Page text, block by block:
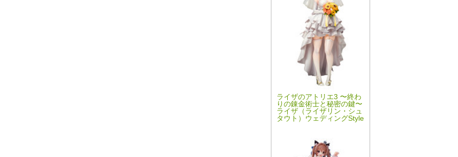
ライザのアトリエ3 〜終わ
りの錬金術士と秘密の鍵〜
ライザ（ライザリン・シュ
タウト）ウェディングStyle